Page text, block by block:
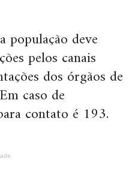
população deve
pelos canais
dos órgãos de
caso de
contato é 193.